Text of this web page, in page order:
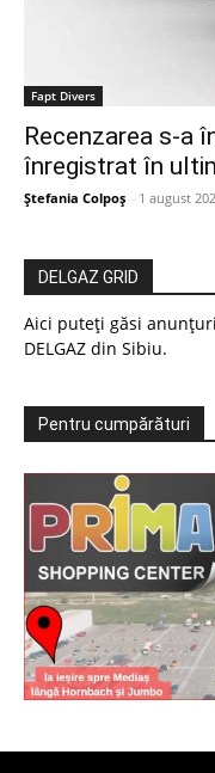
Fapt Divers
Recenzarea s-a
înregistrat în
Ștefania Colpoș - 1 august
DELGAZ GRID
Aici puteți găsi
DELGAZ din Sibiu.
Pentru cumpărături